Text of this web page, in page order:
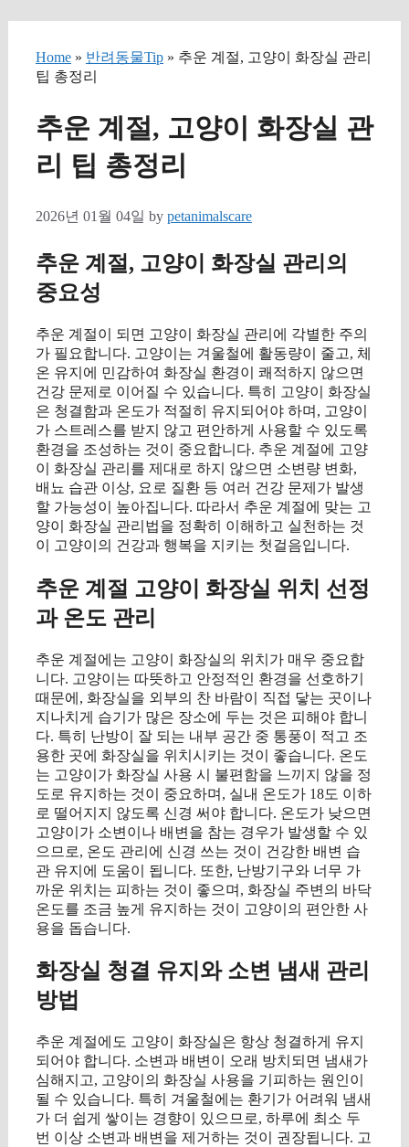
Home » 반려동물Tip » 추운 계절, 고양이 화장실 관리
팁 총정리
추운 계절, 고양이 화장실 관
리 팁 총정리
2026년 01월 04일 by petanimalscare
추운 계절, 고양이 화장실 관리의
중요성
추운 계절이 되면 고양이 화장실 관리에 각별한 주의
가 필요합니다. 고양이는 겨울철에 활동량이 줄고, 체
온 유지에 민감하여 화장실 환경이 쾌적하지 않으면
건강 문제로 이어질 수 있습니다. 특히 고양이 화장실
은 청결함과 온도가 적절히 유지되어야 하며, 고양이
가 스트레스를 받지 않고 편안하게 사용할 수 있도록
환경을 조성하는 것이 중요합니다. 추운 계절에 고양
이 화장실 관리를 제대로 하지 않으면 소변량 변화,
배뇨 습관 이상, 요로 질환 등 여러 건강 문제가 발생
할 가능성이 높아집니다. 따라서 추운 계절에 맞는 고
양이 화장실 관리법을 정확히 이해하고 실천하는 것
이 고양이의 건강과 행복을 지키는 첫걸음입니다.
추운 계절 고양이 화장실 위치 선정
과 온도 관리
추운 계절에는 고양이 화장실의 위치가 매우 중요합
니다. 고양이는 따뜻하고 안정적인 환경을 선호하기
때문에, 화장실을 외부의 찬 바람이 직접 닿는 곳이나
지나치게 습기가 많은 장소에 두는 것은 피해야 합니
다. 특히 난방이 잘 되는 내부 공간 중 통풍이 적고 조
용한 곳에 화장실을 위치시키는 것이 좋습니다. 온도
는 고양이가 화장실 사용 시 불편함을 느끼지 않을 정
도로 유지하는 것이 중요하며, 실내 온도가 18도 이하
로 떨어지지 않도록 신경 써야 합니다. 온도가 낮으면
고양이가 소변이나 배변을 참는 경우가 발생할 수 있
으므로, 온도 관리에 신경 쓰는 것이 건강한 배변 습
관 유지에 도움이 됩니다. 또한, 난방기구와 너무 가
까운 위치는 피하는 것이 좋으며, 화장실 주변의 바닥
온도를 조금 높게 유지하는 것이 고양이의 편안한 사
용을 돕습니다.
화장실 청결 유지와 소변 냄새 관리
방법
추운 계절에도 고양이 화장실은 항상 청결하게 유지
되어야 합니다. 소변과 배변이 오래 방치되면 냄새가
심해지고, 고양이의 화장실 사용을 기피하는 원인이
될 수 있습니다. 특히 겨울철에는 환기가 어려워 냄새
가 더 쉽게 쌓이는 경향이 있으므로, 하루에 최소 두
번 이상 소변과 배변을 제거하는 것이 권장됩니다. 고